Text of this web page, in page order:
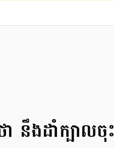
ា នឹងដាំក្បាលចុះ